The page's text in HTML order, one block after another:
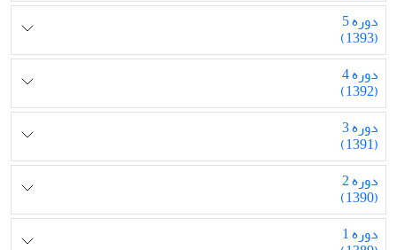
دوره 5
(1393)
دوره 4
(1392)
دوره 3
(1391)
دوره 2
(1390)
دوره 1